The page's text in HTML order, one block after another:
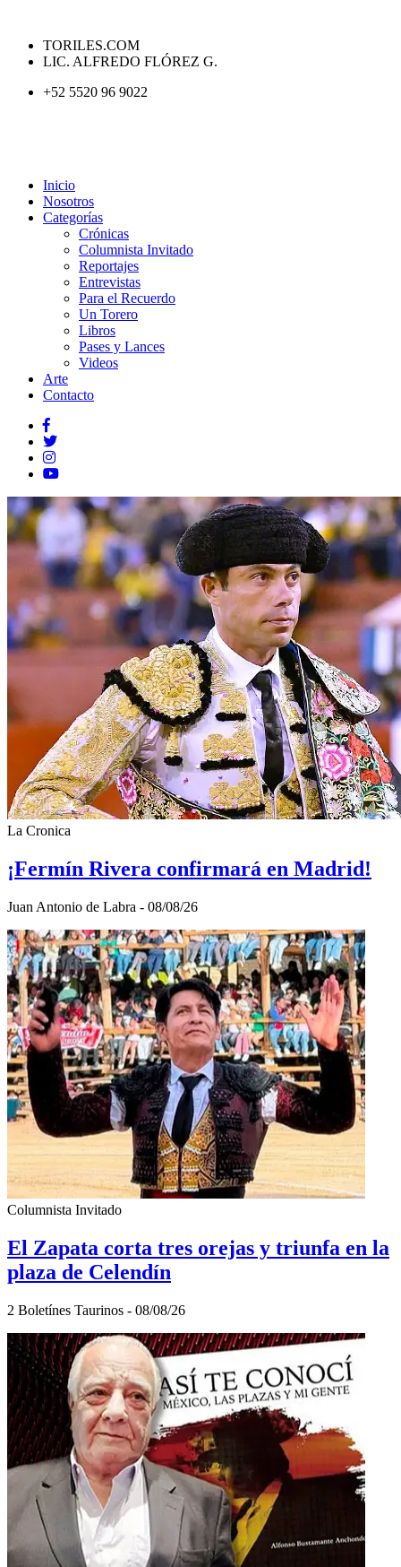
TORILES.COM
LIC. ALFREDO FLÓREZ G.
+52 5520 96 9022
Inicio
Nosotros
Categorías
Crónicas
Columnista Invitado
Reportajes
Entrevistas
Para el Recuerdo
Un Torero
Libros
Pases y Lances
Videos
Arte
Contacto
La Cronica
¡Fermín Rivera confirmará en Madrid!
Juan Antonio de Labra - 08/08/26
Columnista Invitado
El Zapata corta tres orejas y triunfa en la
plaza de Celendín
2 Boletínes Taurinos - 08/08/26